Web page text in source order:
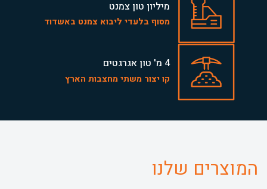
לייצור בטון ומוצרי גמר תשתיות
מסוף בלעדי ליבוא צמנט באשדוד
4 מ' טון אגרגטים
המוצרים שלנו